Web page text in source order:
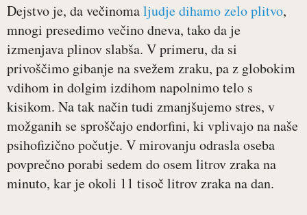
Dejstvo je, da večinomaljudje dihamo zelo plitvo,
mnogi presedimo večino dneva, tako da je
izmenjava plinov slabša. V primeru, da si
privoščimo gibanje na svežem zraku, pa z globokim
vdihom in dolgim izdihom napolnimo telo s
kisikom. Na tak način tudi zmanjšujemo stres, v
možganih se sproščajo endorfini, ki vplivajo na naše
psihofizično počutje. V mirovanju odrasla oseba
povprečno porabi sedem do osem litrov zraka na
minuto, kar je okoli 11 tisoč litrov zraka na dan.